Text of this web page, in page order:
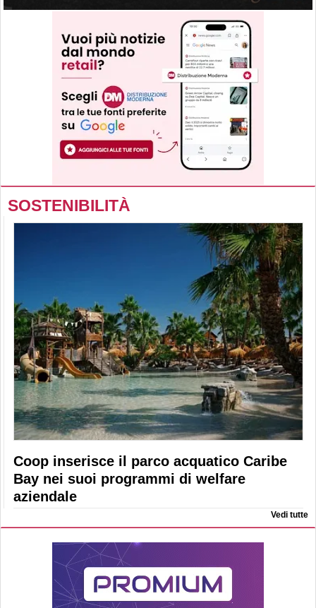
SOSTENIBILITÀ
Coop inserisce il parco acquatico Caribe
Bay nei suoi programmi di welfare
aziendale
Vedi tutte